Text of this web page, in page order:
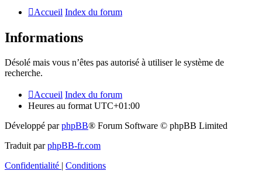
Accueil Index du forum
Informations
Désolé mais vous n’êtes pas autorisé à utiliser le système de
recherche.
Accueil Index du forum
Heures au format UTC+01:00
Développé parphpBB® Forum Software © phpBB Limited
Traduit parphpBB-fr.com
Confidentialité | Conditions